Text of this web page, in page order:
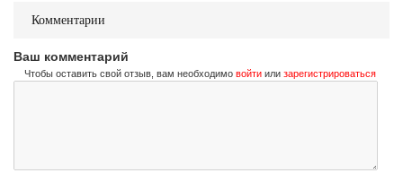
Комментарии
Ваш комментарий
Чтобы оставить свой отзыв, вам необходимо войти или зарегистрироваться